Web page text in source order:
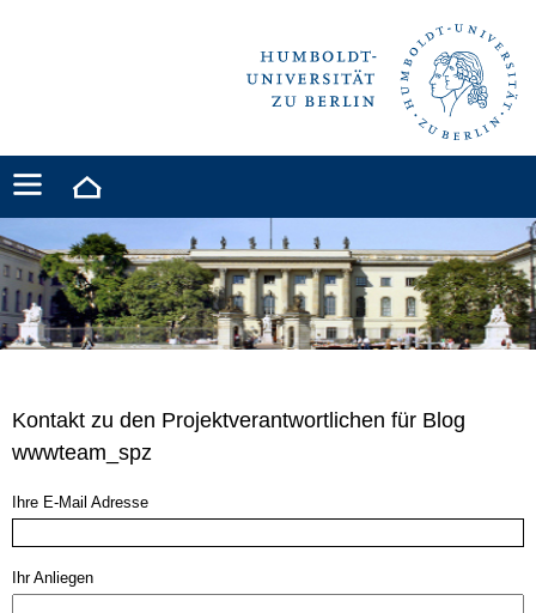
Kontakt zu den Projektverantwortlichen für Blog
wwwteam_spz
Ihre E-Mail Adresse
Ihr Anliegen